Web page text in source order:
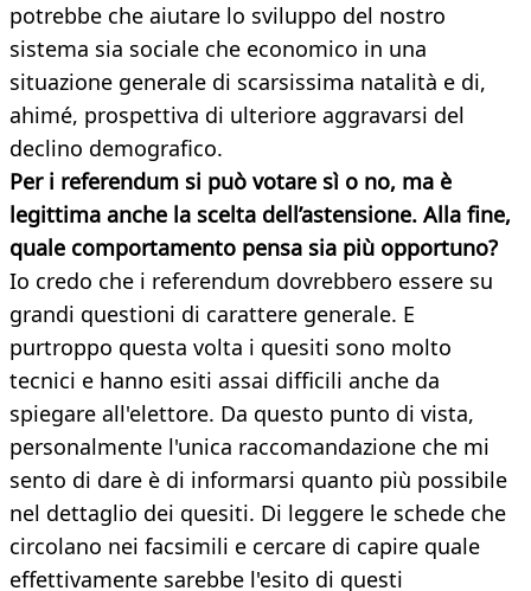
potrebbe che aiutare lo sviluppo del nostro
sistema sia sociale che economico in una
situazione generale di scarsissima natalità e di,
ahimé, prospettiva di ulteriore aggravarsi del
declino demografico.
Per i referendum si può votare sì o no, ma è
legittima anche la scelta dell’astensione. Alla fine,
quale comportamento pensa sia più opportuno?
Io credo che i referendum dovrebbero essere su
grandi questioni di carattere generale. E
purtroppo questa volta i quesiti sono molto
tecnici e hanno esiti assai difficili anche da
spiegare all'elettore. Da questo punto di vista,
personalmente l'unica raccomandazione che mi
sento di dare è di informarsi quanto più possibile
nel dettaglio dei quesiti. Di leggere le schede che
circolano nei facsimili e cercare di capire quale
effettivamente sarebbe l'esito di questi